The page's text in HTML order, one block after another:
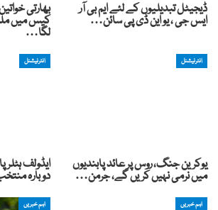
ڈیجیٹل تبدیلیوں کے لئے ایم بی آر
ایس جی ، یو این ڈی پی سائن…
بھارتی
کیس میں
لگا…
انٹرنیشنل
یوکرین جنگ، روس پر عائد پابندیوں
میں نرمی نہیں کریں گے، جرمن…
انٹرنیشنل
ایڈولف ہٹلر
دوبارہ
اہم خبریں اہم خبریں